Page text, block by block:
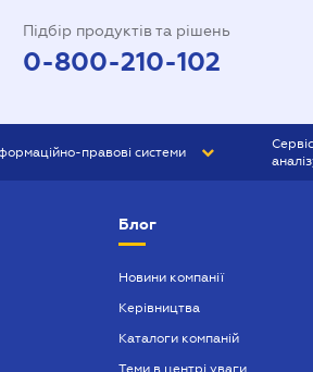
інтересів в суді
Довіреність на реєстрацію
Договір купівлі-продажу
Підбір продуктів та рішень
0-800-210-102
правові системи
БУХГАЛТЕР ПРОФ
Блог
Новини компанії
Керівництва
Каталоги компаній
Теми в центрі уваги